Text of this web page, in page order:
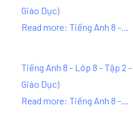
Giáo Dục)
Read more: Tiếng Anh 8 -...
Tiếng Anh 8 - Lớp 8 - Tập 2
Giáo Dục)
Read more: Tiếng Anh 8 -...